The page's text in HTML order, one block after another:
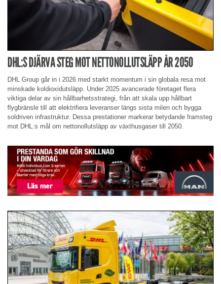
DHL:S DJÄRVA STEG MOT NETTONOLLUTSLÄPP ÅR 2050
DHL Group går in i 2026 med starkt momentum i sin globala resa mot
minskade koldioxidutsläpp. Under 2025 avancerade företaget flera
viktiga delar av sin hållbarhetsstrategi, från att skala upp hållbart
flygbränsle till att elektrifiera leveranser längs sista milen och bygga
soldriven infrastruktur. Dessa prestationer markerar betydande framsteg
mot DHL:s mål om nettonollutsläpp av växthusgaser till 2050.